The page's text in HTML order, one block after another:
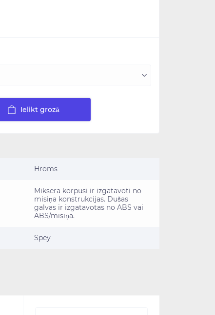
Ielikt grozā
Hroms
Miksera korpusi ir izgatavoti no
misiņa konstrukcijas. Dušas
galvas ir izgatavotas no ABS vai
ABS/misiņa.
Spey